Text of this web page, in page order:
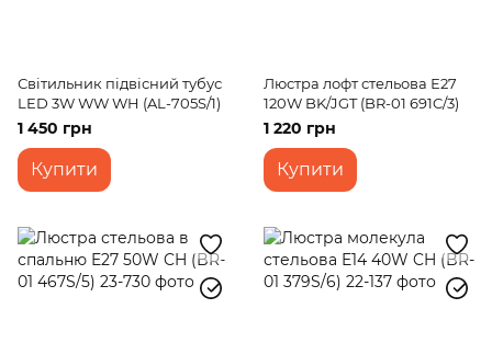
Світильник підвісний тубус
LED 3W WW WH (AL-705S/1)
1 450 грн
Купити
Люстра лофт стельова Е27
120W BK/JGT (BR-01 691C/3)
1 220 грн
Купити